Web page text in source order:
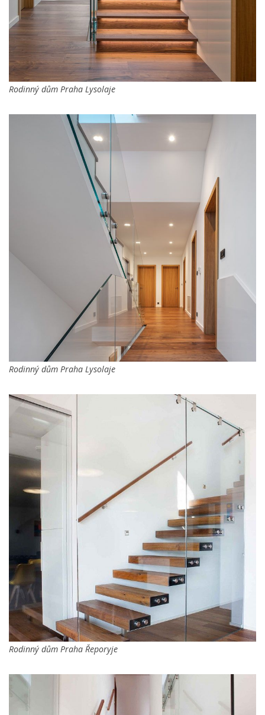
Rodinný dům Praha Lysolaje
Rodinný dům Praha Lysolaje
Rodinný dům Praha Řeporyje